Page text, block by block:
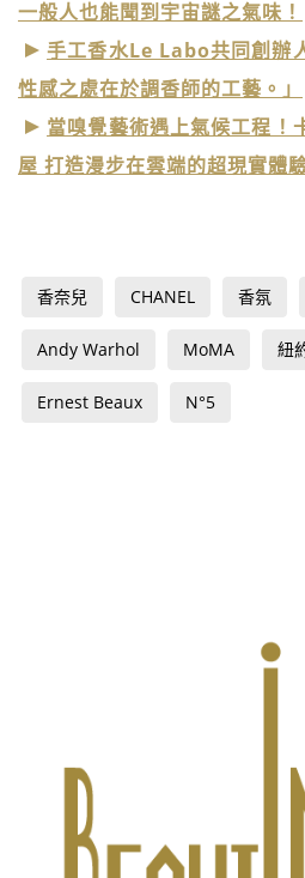
一般人也能聞到宇宙謎之氣味！
手工香水Le Labo共同創辦
性感之處在於調香師的工藝。」
當嗅覺藝術遇上氣候工程！
屋 打造漫步在雲端的超現實體
香奈兒 CHANEL 香氛
Andy Warhol MoMA 紐
Ernest Beaux N°5